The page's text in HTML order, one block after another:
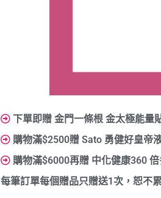
下單即贈 金門一條根 金太極能量
購物滿$2500贈 Sato 勇健好皇帝
購物滿$6000再贈 中化健康360
每筆訂單每個贈品只贈送1次，恕不